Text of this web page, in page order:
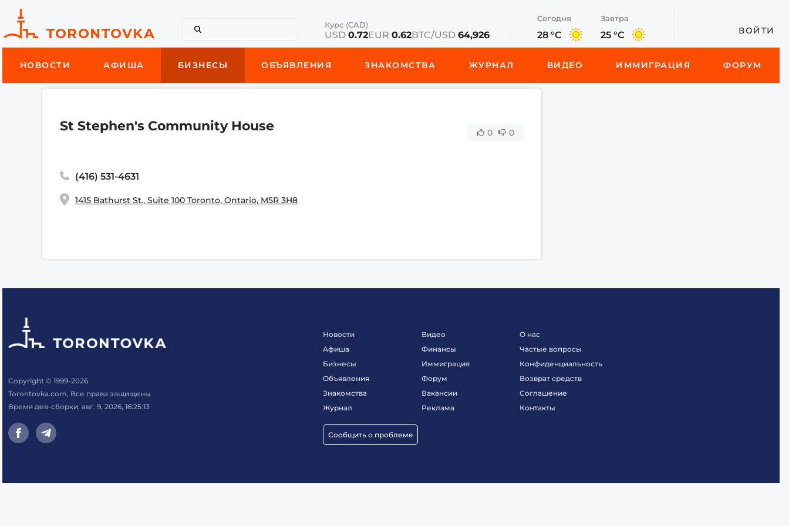
Курс (CAD)
USD0.72EUR0.62BTC/USD64,926
Сегодня
28 °C
Завтра
25 °C ВОЙТИ
НОВОСТИ АФИША БИЗНЕСЫ ОБЪЯВЛЕНИЯ ЗНАКОМСТВА ЖУРНАЛ ВИДЕО ИММИГРАЦИЯ ФОРУМ
St Stephen's Community House 0 0
(416) 531-4631
1415 Bathurst St., Suite 100 Toronto, Ontario, M5R 3H8
Copyright © 1999-2026
Torontovka.com, Все права защищены
Время дев-сборки: авг. 9, 2026, 16:25:13
Новости
Афиша
Бизнесы
Объявления
Знакомства
Журнал
Сообщить о проблеме
Видео
Финансы
Иммиграция
Форум
Вакансии
Реклама
О нас
Частые вопросы
Конфиденциальность
Возврат средств
Соглашение
Контакты